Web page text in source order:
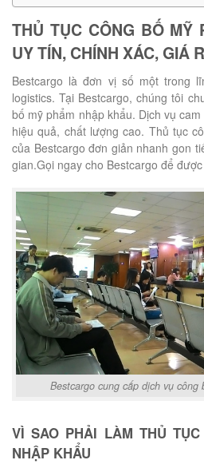
THỦ TỤC CÔNG BỐ MỸ
UY TÍN, CHÍNH XÁC, GIÁ
Bestcargo là đơn vị số một trong
logistics. Tại Bestcargo, chúng tôi
bố mỹ phẩm nhập khẩu. Dịch vụ
hiệu quả, chất lượng cao. Thủ tục
của Bestcargo đơn giản nhanh gon
gian.Gọi ngay cho Bestcargo để
Bestcargo cung cấp dịch vụ công
VÌ SAO PHẢI LÀM THỦ
NHẬP KHẨU